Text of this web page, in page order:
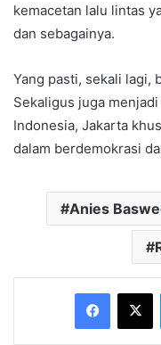
kemacetan lalu lintas
dan sebagainya.
Yang pasti, sekali lagi,
Sekaligus juga
Indonesia, Jakarta
dalam berdemokrasi
Anies
X